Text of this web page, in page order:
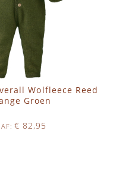
Wolfleece Reed
Groen
€ 82,95